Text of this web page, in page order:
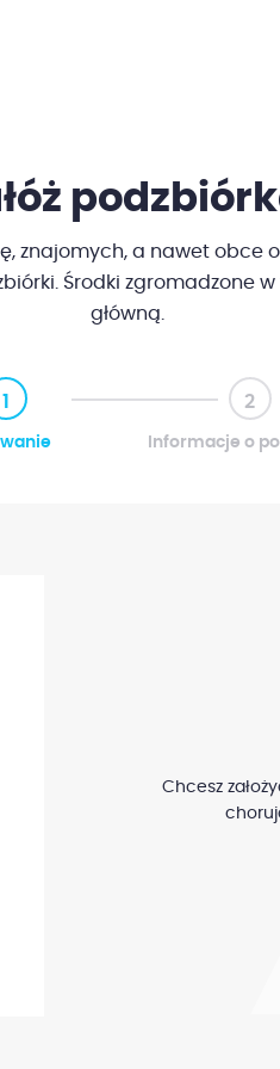
znajomych, a nawet obce
Środki zgromadzone
główną.
1 2
Informacje o
Chcesz